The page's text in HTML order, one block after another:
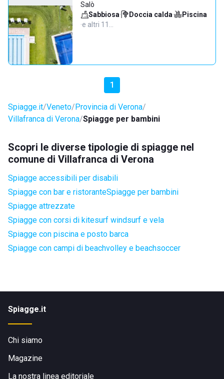
Salò
Sabbiosa· Doccia calda·
Piscina
·e altri 11…
1
Spiagge.it Veneto Provincia di Verona
Villafranca di Verona Spiagge per bambini
Scopri le diverse tipologie di spiagge nel
comune di Villafranca di Verona
Spiagge accessibili per disabili
Spiagge con bar e ristoranteSpiagge per bambini
Spiagge attrezzate
Spiagge con corsi di kitesurf windsurf e vela
Spiagge con piscina e posto barca
Spiagge con campi di beachvolley e beachsoccer
Spiagge.it
Chi siamo
Magazine
La nostra linea editoriale